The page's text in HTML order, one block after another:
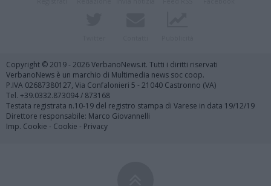
Copyright © 2019 - 2026 VerbanoNews.it. Tutti i diritti riservati
VerbanoNews è un marchio di Multimedia news soc coop.
P.IVA 02687380127, Via Confalonieri 5 - 21040 Castronno (VA)
Tel. +39.0332.873094 / 873168
Testata registrata n.10-19 del registro stampa di Varese in data 19/12/19
Direttore responsabile: Marco Giovannelli
Imp. Cookie - Cookie - Privacy